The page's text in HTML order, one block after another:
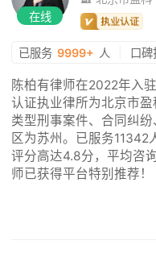
在线
已服务 9999+ 人 口
陈柏有律师在2022年入
认证执业律所为北京市
类型刑事案件、合同纠
区为苏州。已服务11342
评分高达4.8分，平均咨
师已获得平台特别推荐！